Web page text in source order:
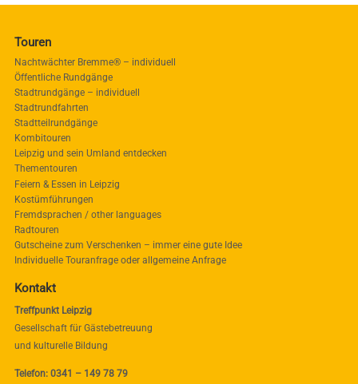
Touren
Nachtwächter Bremme® – individuell
Öffentliche Rundgänge
Stadtrundgänge – individuell
Stadtrundfahrten
Stadtteilrundgänge
Kombitouren
Leipzig und sein Umland entdecken
Thementouren
Feiern & Essen in Leipzig
Kostümführungen
Fremdsprachen / other languages
Radtouren
Gutscheine zum Verschenken – immer eine gute Idee
Individuelle Touranfrage oder allgemeine Anfrage
Kontakt
Treffpunkt Leipzig
Gesellschaft für Gästebetreuung
und kulturelle Bildung
Telefon: 0341 – 149 78 79